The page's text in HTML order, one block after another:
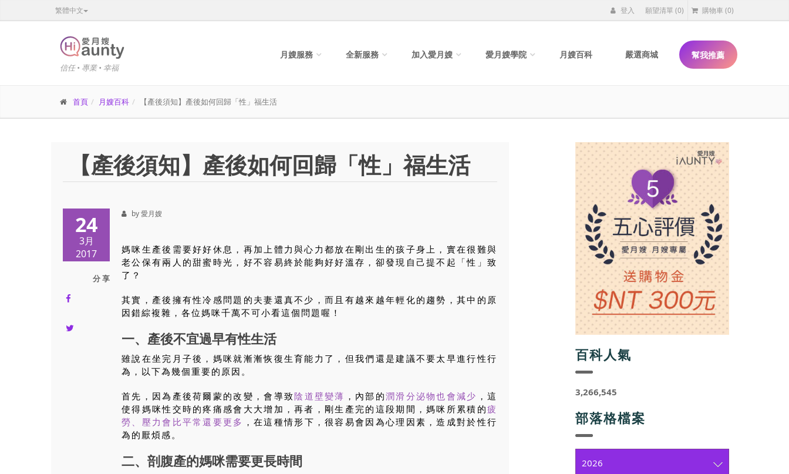
繁體中文 登入 願望清單(0) 購物車 (0)
信任 • 專業 • 幸福
月嫂服務 全新服務 加入愛月嫂 愛月嫂學院 月嫂百科 嚴選商城 幫我推薦
首頁 月嫂百科 【產後須知】產後如何回歸「性」福生活
【產後須知】產後如何回歸「性」福生活
24
3月
2017
分 享
by 愛月嫂
媽咪生產後需要好好休息，再加上體力與心力都放在剛出生的孩子身上，實在很難與
老公保有兩人的甜蜜時光，好不容易終於能夠好好溫存，卻發現自己提不起「性」致
了？
其實，產後擁有性冷感問題的夫妻還真不少，而且有越來越年輕化的趨勢，其中的原
因錯綜複雜，各位媽咪千萬不可小看這個問題喔！
一、產後不宜過早有性生活
雖說在坐完月子後，媽咪就漸漸恢復生育能力了，但我們還是建議不要太早進行性行
為，以下為幾個重要的原因。
首先，因為產後荷爾蒙的改變，會導致陰道壁變薄 ，內部的潤滑分泌物也會減少 ，這
使得媽咪性交時的疼痛感會大大增加，再者，剛生產完的這段期間，媽咪所累積的疲
勞、壓力會比平常還要更多 ，在這種情形下，很容易會因為心理因素，造成對於性行
為的厭煩感。
二、剖腹產的媽咪需要更長時間
百科人氣
3,266,545
部落格檔案
2026